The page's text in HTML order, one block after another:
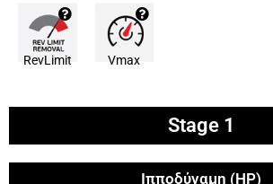
RevLimit Vmax
Stage 1
Ιπποδύναμη (HP)